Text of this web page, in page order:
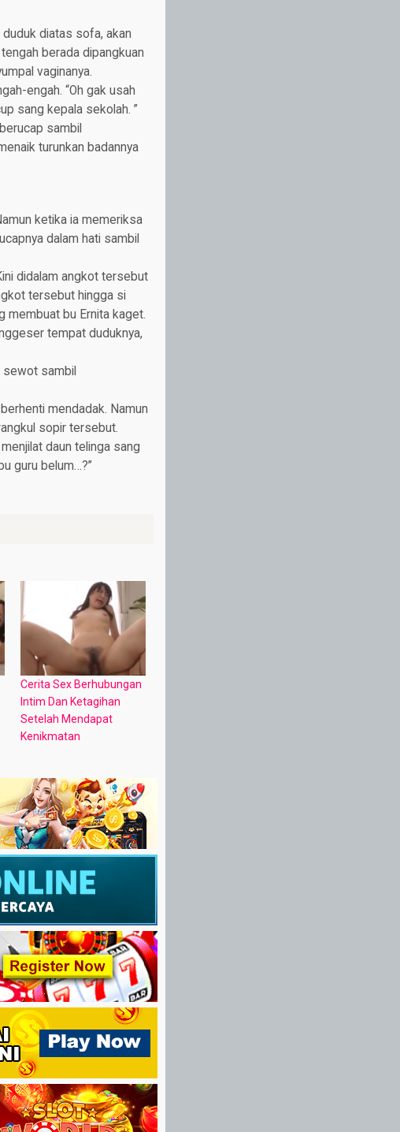
duduk diatas sofa, akan
berada dipangkuan
vaginanya.
engah. “Oh gak usah
sang kepala sekolah. ”
sambil
turunkan badannya
ketika ia memeriksa
dalam hati sambil
didalam angkot tersebut
tersebut hingga si
membuat bu Ernita kaget.
tempat duduknya,
sewot sambil
mendadak. Namun
sopir tersebut.
daun telinga sang
guru belum…?”
Cerita Sex Berhubungan
Intim Dan Ketagihan
Setelah Mendapat
Kenikmatan